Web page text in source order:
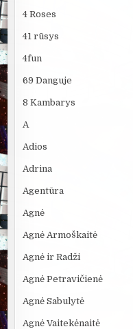
4 Roses
41 rūsys
4fun
69 Danguje
8 Kambarys
A
Adios
Adrina
Agentūra
Agnė
Agnė Armoškaitė
Agnė ir Radži
Agnė Petravičienė
Agnė Sabulytė
Agnė Vaitekėnaitė